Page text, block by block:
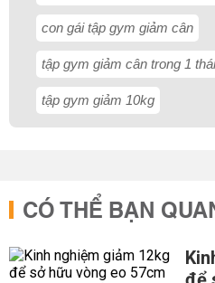
con gái tập gym giảm cân
tập gym giảm cân trong 1
tập gym giảm 10kg
CÓ THỂ BẠN